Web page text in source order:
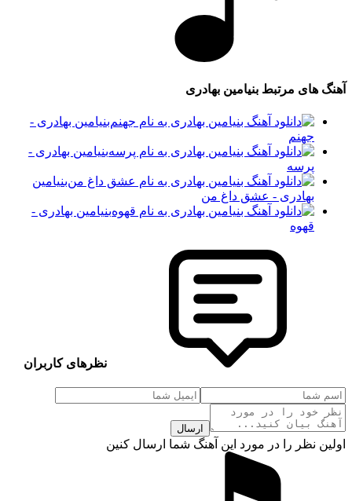
های مرتبطبنیامین بهادری
بنیامین بهادری -
بنیامین بهادری -
بنیامین
بهادری - عشق داغ من
بنیامین بهادری -
نظرهای کاربران
ارسال
نظر را در مورد این آهنگ شما ارسال کنین